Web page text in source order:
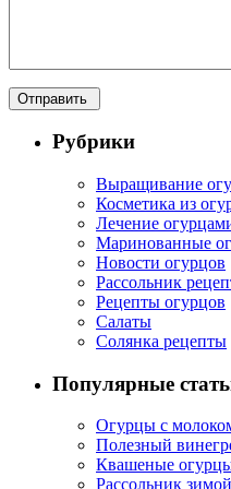
Рубрики
Выращивание
Косметика из
Лечение
Маринованные
Новости огурцов
Рассольник
Рецепты огурцов
Салаты
Солянка рецепты
Популярные
Огурцы с
Полезный
Квашеные
Рассольник